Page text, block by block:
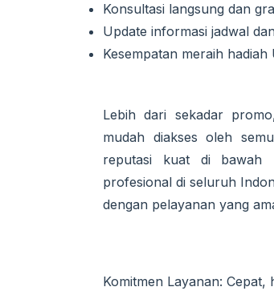
Konsultasi langsung dan
Update informasi jadwal
Kesempatan meraih hadiah
Lebih dari sekadar
mudah diakses oleh
reputasi kuat di bawah
profesional di seluruh
dengan pelayanan yang
Komitmen Layanan: